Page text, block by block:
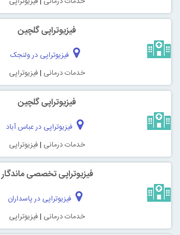
فیزیوتراپی گلچین
فیزیوتراپی در ولنجک
خدمات درمانی |فیزیوتراپی
فیزیوتراپی گلچین
فیزیوتراپی در عباس آباد
خدمات درمانی |فیزیوتراپی
فیزیوتراپی تخصصی ماندگار
فیزیوتراپی در پاسداران
خدمات درمانی |فیزیوتراپی